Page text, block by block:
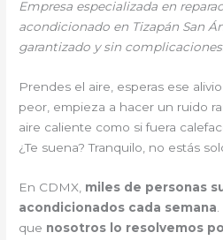
Empresa especializada en
acondicionado en Tizapán San
garantizado y sin
Prendes el aire, esperas ese
peor, empieza a hacer un ruido
aire caliente como si fuera
¿Te suena? Tranquilo, no estás
En CDMX, miles de personas
acondicionados cada semana
que nosotros lo resolvemos